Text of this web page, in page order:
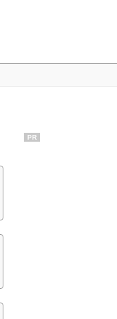
PR